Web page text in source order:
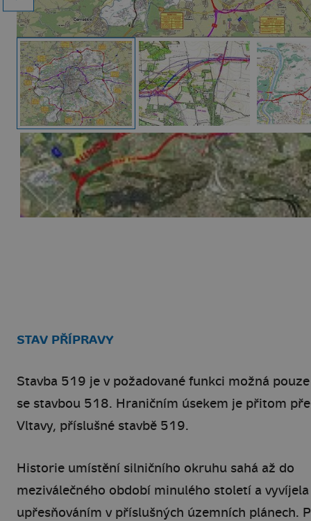
STAV PŘÍPRAVY
Stavba 519 je v požadované funkci možná
se stavbou 518. Hraničním úsekem je přitom
Vltavy, příslušné stavbě 519.
Historie umístění silničního okruhu sahá až do
meziválečného období minulého století a vyvíjela
upřesňováním v příslušných územních plánech.